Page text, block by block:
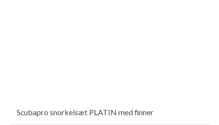
Scubapro snorkelsæt PLATIN med finner